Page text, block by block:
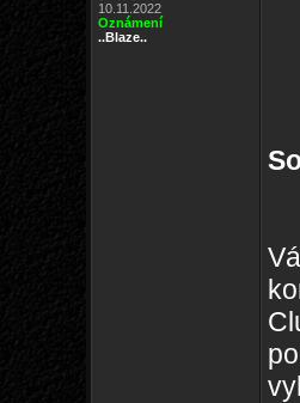
10.11.2022
Oznámení
..Blaze..